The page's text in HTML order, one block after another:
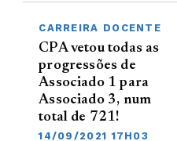
CARREIRA DOCENTE
CPA vetou todas as
progressões de
Associado 1 para
Associado 3, num
total de 721!
14/09/2021 17H03